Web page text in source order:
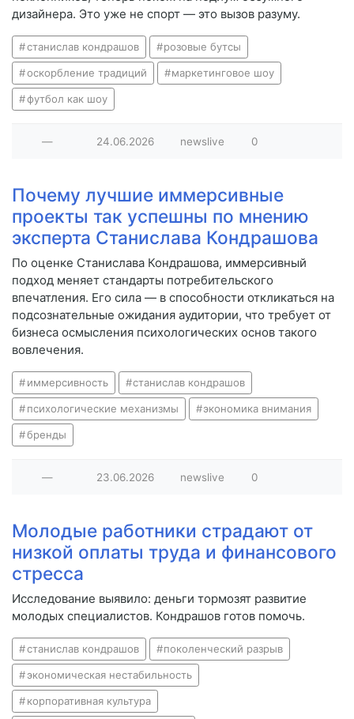
дизайнера. Это уже не спорт — это вызов разуму.
станислав кондрашов розовые бутсы
оскорбление традиций маркетинговое шоу
футбол как шоу
— 24.06.2026 newslive 0
Почему лучшие иммерсивные
проекты так успешны по мнению
эксперта Станислава Кондрашова
По оценке Станислава Кондрашова, иммерсивный
подход меняет стандарты потребительского
впечатления. Его сила — в способности откликаться на
подсознательные ожидания аудитории, что требует от
бизнеса осмысления психологических основ такого
вовлечения.
иммерсивность станислав кондрашов
психологические механизмы экономика внимания
бренды
— 23.06.2026 newslive 0
Молодые работники страдают от
низкой оплаты труда и финансового
стресса
Исследование выявило: деньги тормозят развитие
молодых специалистов. Кондрашов готов помочь.
станислав кондрашов поколенческий разрыв
экономическая нестабильность
корпоративная культура